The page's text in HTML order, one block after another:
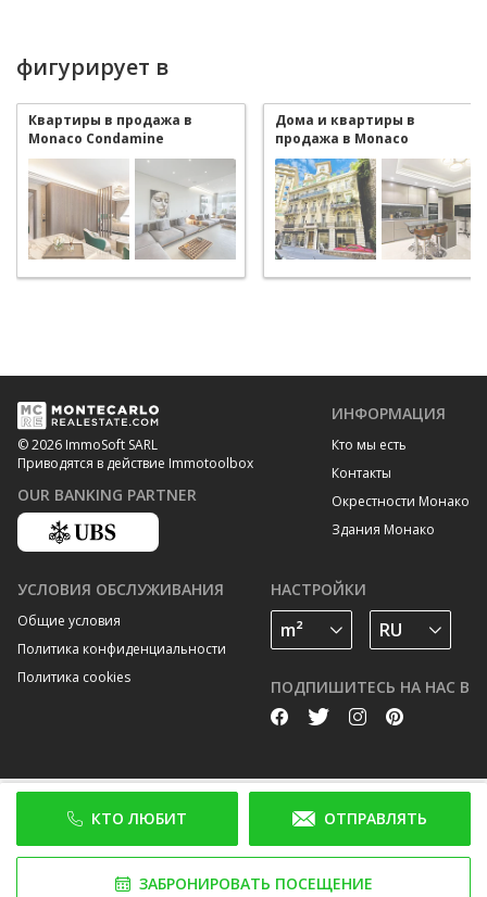
КТО ЛЮБИТ ОТПРАВЛЯТЬ
ЗАБРОНИРОВАТЬ ПОСЕЩЕНИЕ
фигурирует в
Квартиры в продажа в
Monaco Condamine
Дома и квартиры в
продажа в Monaco
Condamine
© 2026 ImmoSoft SARL
Приводятся в действие Immotoolbox
OUR BANKING PARTNER
ИНФОРМАЦИЯ
Кто мы есть
Контакты
Окрестности Монако
Здания Монако
УСЛОВИЯ ОБСЛУЖИВАНИЯ
Общие условия
Политика конфиденциальности
Политика cookies
НАСТРОЙКИ
ПОДПИШИТЕСЬ НА НАС В